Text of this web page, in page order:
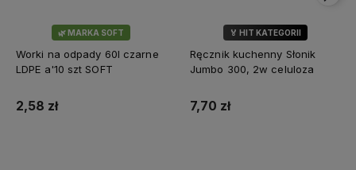
🌿 MARKA SOFT
Worki na odpady 60l czarne
LDPE a'10 szt SOFT
2,58 zł
🏅 HIT KATEGORII
💎 WYBÓR KLIENTÓW
Ręcznik kuchenny Słonik
Jumbo 300, 2w celuloza
7,70 zł